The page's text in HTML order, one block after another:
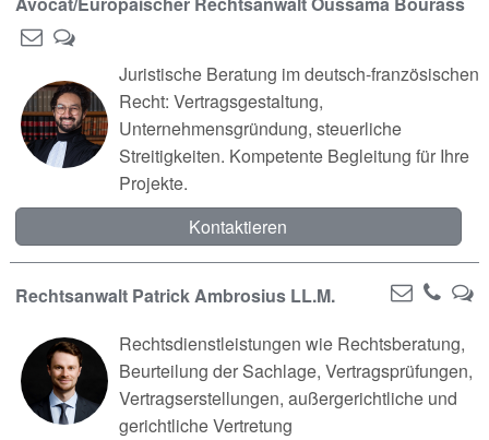
Juristische Beratung im deutsch-französischen
Recht: Vertragsgestaltung,
Unternehmensgründung, steuerliche
Streitigkeiten. Kompetente Begleitung für Ihre
Projekte.
Kontaktieren
Rechtsanwalt Patrick Ambrosius LL.M.
Rechtsdienstleistungen wie Rechtsberatung,
Beurteilung der Sachlage, Vertragsprüfungen,
Vertragserstellungen, außergerichtliche und
gerichtliche Vertretung